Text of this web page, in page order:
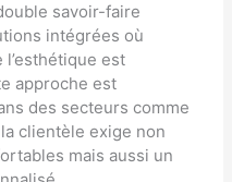
savoir-faire
intégrées où
l’esthétique est
approche est
des secteurs comme
clientèle exige non
mais aussi un